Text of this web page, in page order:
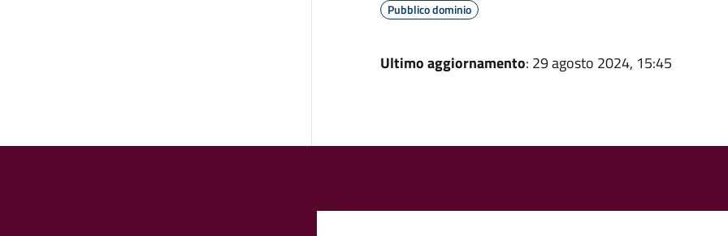
Pubblico dominio
Ultimo aggiornamento: 29 agosto 2024, 15:45